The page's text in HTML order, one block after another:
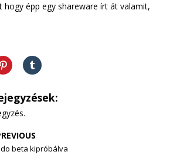
hogy épp egy shareware írt át valamit,
beta kipróbálva